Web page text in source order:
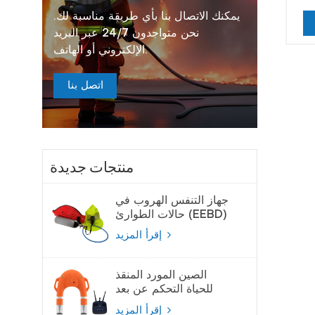
يمكنك الاتصال بنا بأي طريقة مناسبة لك.
نحن متواجدون 24/7 عبر البريد
الإلكتروني أو الهاتف.
اتصل بنا
منتجات جديدة
جهاز التنفس الهروب في
حالات الطوارئ (EEBD)
جهاز تنفس الهواء
الصين المورد المنقذ
للحياة التحكم عن بعد
لايفبوي